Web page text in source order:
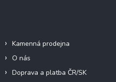
Kamenná prodejna
O nás
Doprava a platba ČR/SK